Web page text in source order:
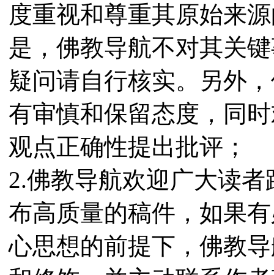
度重视和尊重其原始来
是，佛教导航不对其关
疑问请自行核实。另外
有审慎和保留态度，同
观点正确性提出批评；
2.佛教导航欢迎广大读
布高质量的稿件，如果
心思想的前提下，佛教